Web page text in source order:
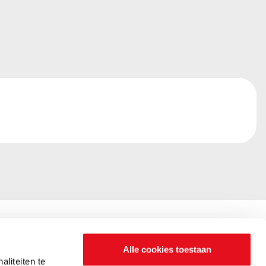
te
Alle cookies toestaan